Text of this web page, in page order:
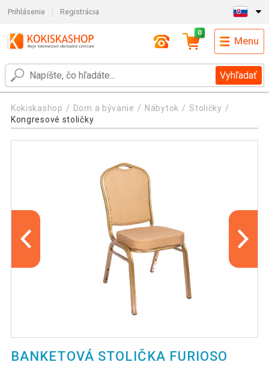
Prihlásenie Registrácia
Vyhľadať
0
Menu
Kokiskashop Dom a bývanie Nábytok
Stoličky
Kongresové stoličky
BANKETOVÁ STOLIČKA FURIOSO